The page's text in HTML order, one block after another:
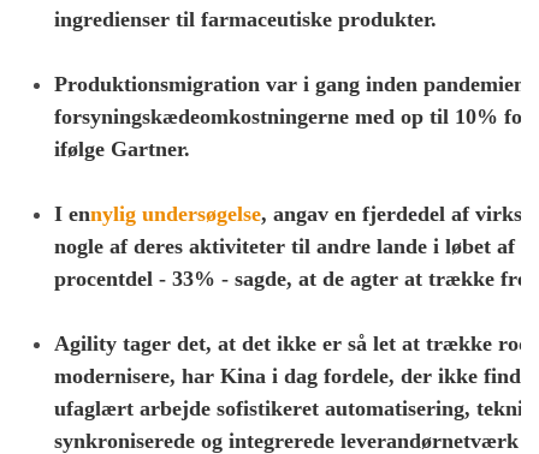
ingredienser til farmaceutiske produkter.
Produktionsmigration var i gang inden
forsyningskædeomkostningerne med op til 10%
ifølge Gartner.
I ennylig undersøgelse, angav en fjerdedel af
nogle af deres aktiviteter til andre lande i løbet af
procentdel - 33% - sagde, at de agter at trække
Agility tager det, at det ikke er så let at trække
modernisere, har Kina i dag fordele, der ikke
ufaglært arbejde sofistikeret automatisering,
synkroniserede og integrerede leverandørnetværk